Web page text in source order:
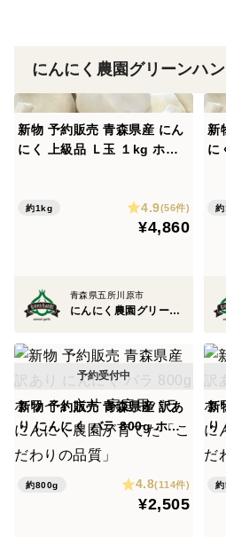
にんにく農園グリーンハ
新物 予約販売 青森県産 にん
にく 上級品 Ｌ玉 １kg ホワ
約1kg 4.9(56件)
¥4,860
青森県五所川原市
にんにく農園グリーンハンズ
新
に
新物 予約販売 青森県産 訳あ
り にんにく バラ 800g ホワ
イト六片 家庭用バラ にんに
く農園が育てた「こだわりの
品質」
約800g 4.8(114件)
¥2,505
新
り
く